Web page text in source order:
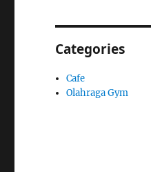
Categories
Cafe
Olahraga Gym